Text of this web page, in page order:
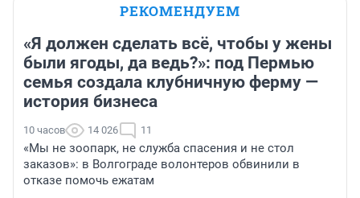
РЕКОМЕНДУЕМ
«Я должен сделать всё, чтобы у жены
были ягоды, да ведь?»: под Пермью
семья создала клубничную ферму —
история бизнеса
10 часов 14 026 11
«Мы не зоопарк, не служба спасения и не стол
заказов»: в Волгограде волонтеров обвинили в
отказе помочь ежатам